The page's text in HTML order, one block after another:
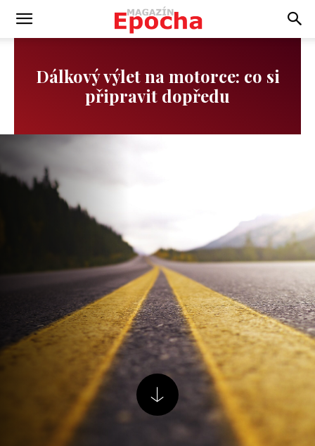
Dálkový výlet na motorce: co si
připravit dopředu